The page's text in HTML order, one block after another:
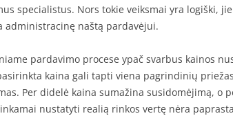
specialistus. Nors tokie veiksmai yra logiški,
administracinę naštą pardavėjui.
pardavimo procese ypač svarbus kainos
kaina gali tapti viena pagrindinių
Per didelė kaina sumažina susidomėjimą, o
nustatyti realią rinkos vertę nėra